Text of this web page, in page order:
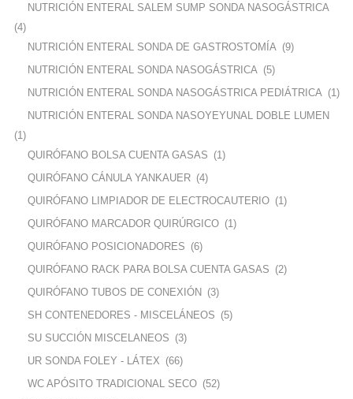
NUTRICIÓN ENTERAL SALEM SUMP SONDA NASOGÁSTRICA
(4)
NUTRICIÓN ENTERAL SONDA DE GASTROSTOMÍA (9)
NUTRICIÓN ENTERAL SONDA NASOGÁSTRICA (5)
NUTRICIÓN ENTERAL SONDA NASOGÁSTRICA PEDIÁTRICA (1)
NUTRICIÓN ENTERAL SONDA NASOYEYUNAL DOBLE LUMEN
(1)
QUIRÓFANO BOLSA CUENTA GASAS (1)
QUIRÓFANO CÁNULA YANKAUER (4)
QUIRÓFANO LIMPIADOR DE ELECTROCAUTERIO (1)
QUIRÓFANO MARCADOR QUIRÚRGICO (1)
QUIRÓFANO POSICIONADORES (6)
QUIRÓFANO RACK PARA BOLSA CUENTA GASAS (2)
QUIRÓFANO TUBOS DE CONEXIÓN
(3)
SH CONTENEDORES - MISCELÁNEOS (5)
SU SUCCIÓN MISCELANEOS (3)
UR SONDA FOLEY - LÁTEX (66)
WC APÓSITO TRADICIONAL SECO (52)